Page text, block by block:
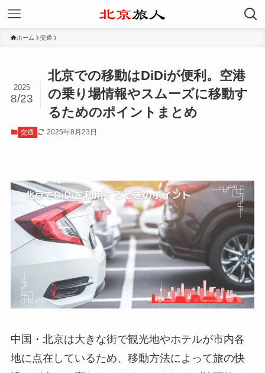
ホーム 交通
北京での移動はDiDiが便利。空港
の乗り場情報やスムーズに移動す
るためのポイントまとめ
2025
8/23
交通 2025年8月23日
中国・北京は大きな街で観光地やホテルが市内各
地に点在しているため、移動方法によって旅の快